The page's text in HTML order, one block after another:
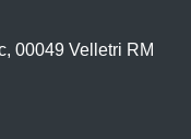
00049 Velletri RM